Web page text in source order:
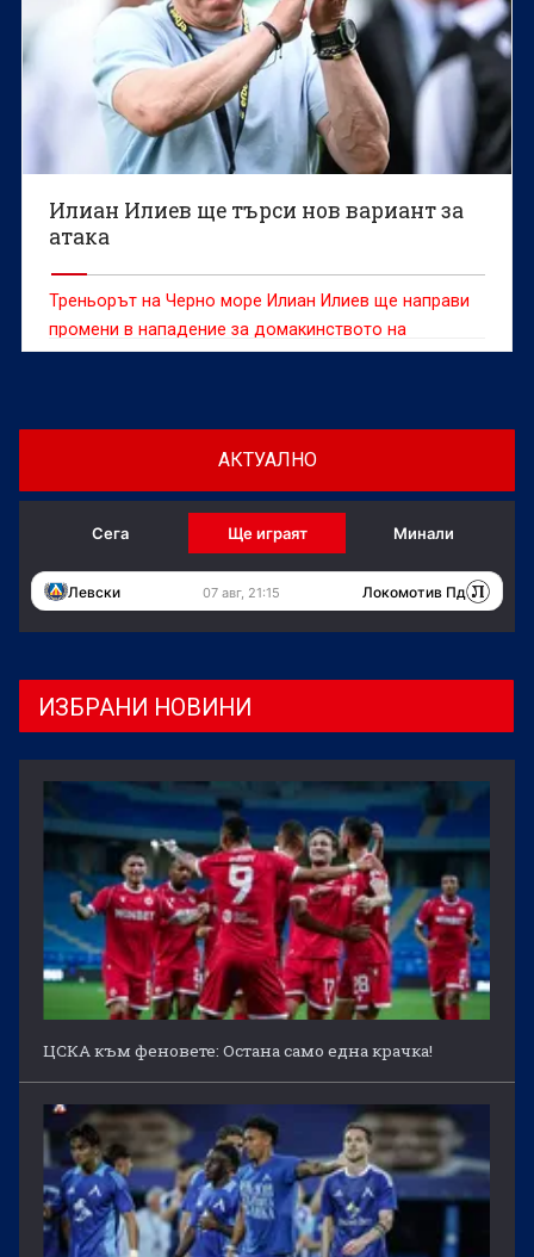
Илиан Илиев ще търси нов вариант за
атака
Треньорът на Черно море Илиан Илиев ще направи
промени в нападение за домакинството на
Лудогорец.
АКТУАЛНО
Сега Ще играят Минали
Левски 07 авг, 21:15 Локомотив Пд
ИЗБРАНИ НОВИНИ
ЦСКА към феновете: Остана само една крачка!